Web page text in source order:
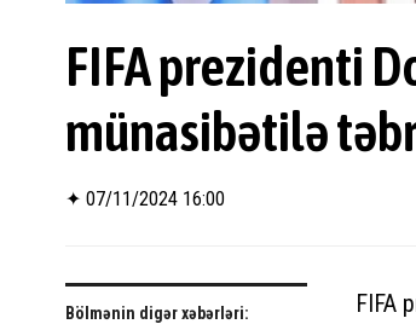
FIFA prezidenti
münasibətilə
✦ 07/11/2024 16:00
Bölmənin digər xəbərləri:
FIFA